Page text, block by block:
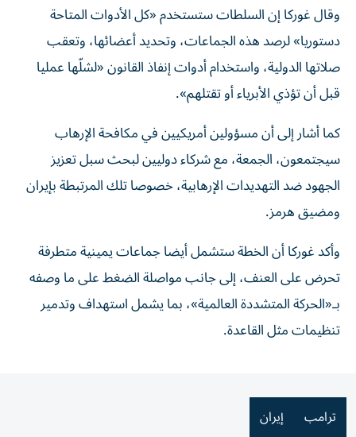
وقال غوركا إن السلطات ستستخدم «كل الأدوات المتاحة
دستوريا» لرصد هذه الجماعات، وتحديد أعضائها، وتعقب
صلاتها الدولية، واستخدام أدوات إنفاذ القانون «لشلّها عمليا
قبل أن تؤذي الأبرياء أو تقتلهم».
كما أشار إلى أن مسؤولين أمريكيين في مكافحة الإرهاب
سيجتمعون، الجمعة، مع شركاء دوليين لبحث سبل تعزيز
الجهود ضد التهديدات الإرهابية، خصوصا تلك المرتبطة بإيران
ومضيق هرمز.
وأكد غوركا أن الخطة ستشمل أيضا جماعات يمينية متطرفة
تحرض على العنف، إلى جانب مواصلة الضغط على ما وصفه
بـ«الحركة المتشددة العالمية»، بما يشمل استهداف وتدمير
تنظيمات مثل القاعدة.
ترامب إيران